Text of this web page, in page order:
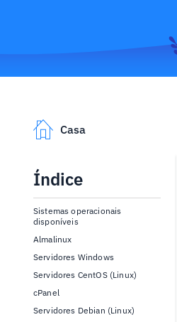
Casa
Índice
Sistemas operacionais
disponíveis
Almalinux
Servidores Windows
Servidores CentOS (Linux)
cPanel
Servidores Debian (Linux)